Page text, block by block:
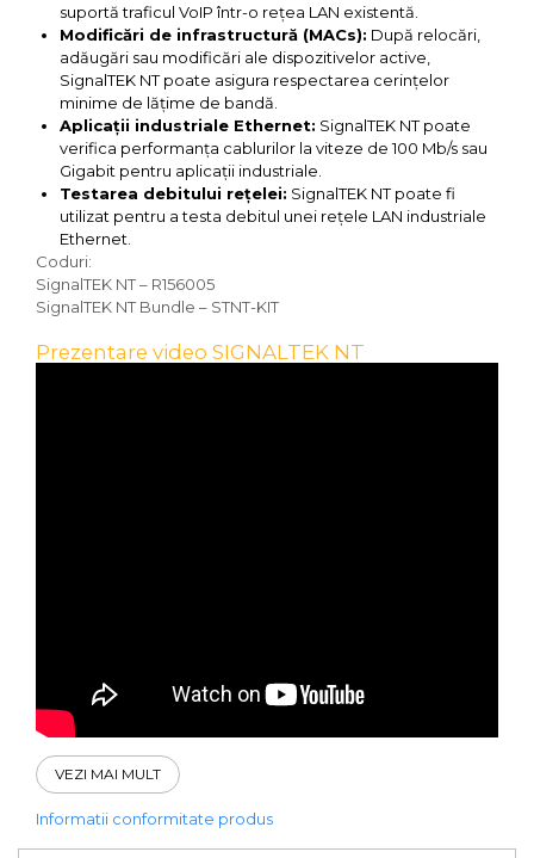
suportă traficul VoIP într-o rețea LAN existentă.
Modificări de infrastructură (MACs): După relocări,
adăugări sau modificări ale dispozitivelor active,
SignalTEK NT poate asigura respectarea cerințelor
minime de lățime de bandă.
Aplicații industriale Ethernet: SignalTEK NT poate
verifica performanța cablurilor la viteze de 100 Mb/s sau
Gigabit pentru aplicații industriale.
Testarea debitului rețelei: SignalTEK NT poate fi
utilizat pentru a testa debitul unei rețele LAN industriale
Ethernet.
Coduri:
SignalTEK NT – R156005
SignalTEK NT Bundle – STNT-KIT
Prezentare video SIGNALTEK NT
VEZI MAI MULT
Informatii conformitate produs